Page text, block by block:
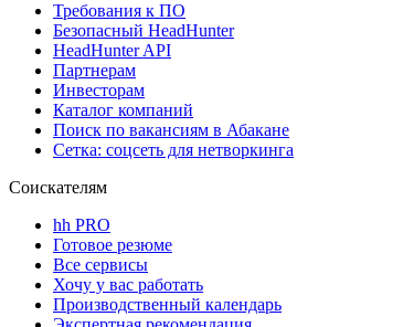
Требования к ПО
Безопасный HeadHunter
HeadHunter API
Партнерам
Инвесторам
Каталог компаний
Поиск по вакансиям в Абакане
Сетка: соцсеть для нетворкинга
Соискателям
hh PRO
Готовое резюме
Все сервисы
Хочу у вас работать
Производственный календарь